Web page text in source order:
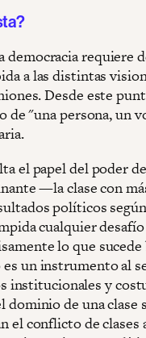
democracia requiere
a las distintas
Desde este
"una persona, un
el papel del poder
—la clase con
políticos
cualquier
lo que
es un instrumento al
institucionales y
dominio de una clase
el conflicto de clases